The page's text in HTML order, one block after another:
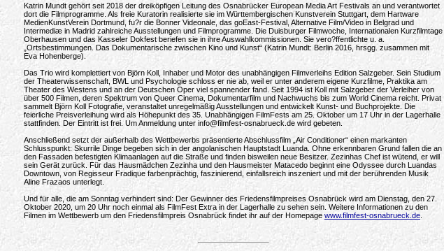
Katrin Mundt gehört seit 2018 der dreiköpfigen Leitung des Osnabrücker European Media Art Festivals an und verantwortet
dort die Filmprogramme. Als freie Kuratorin realisierte sie im Württembergischen Kunstverein Stuttgart, dem Hartware
MedienKunstVerein Dortmund, fu?r die Bonner Videonale, das goEast-Festival, Alternative Film/Video in Belgrad und
Intermediæ in Madrid zahlreiche Ausstellungen und Filmprogramme. Die Duisburger Filmwoche, Internationalen Kurzfilmtage
Oberhausen und das Kasseler Dokfest beriefen sie in ihre Auswahlkommissionen. Sie vero?ffentlichte u. a.
„Ortsbestimmungen. Das Dokumentarische zwischen Kino und Kunst“ (Katrin Mundt: Berlin 2016, hrsgg. zusammen mit
Eva Hohenberge).
Das Trio wird komplettiert von Björn Koll, Inhaber und Motor des unabhängigen Filmverleihs Edition Salzgeber. Sein Studium
der Theaterwissenschaft, BWL und Psychologie schloss er nie ab, weil er unter anderem eigene Kurzfilme, Praktika am
Theater des Westens und an der Deutschen Oper viel spannender fand. Seit 1994 ist Koll mit Salzgeber der Verleiher von
über 500 Filmen, deren Spektrum von Queer Cinema, Dokumentarfilm und Nachwuchs bis zum World Cinema reicht. Privat
sammelt Björn Koll Fotografie, veranstaltet unregelmäßig Ausstellungen und entwickelt Kunst- und Buchprojekte. Die
feierliche Preisverleihung wird als Höhepunkt des 35. Unabhängigen FilmFests am 25. Oktober um 17 Uhr in der Lagerhalle
stattfinden. Der Eintritt ist frei. Um Anmeldung unter info@filmfest-osnabrueck.de wird gebeten.
Anschließend setzt der außerhalb des Wettbewerbs präsentierte Abschlussfilm „Air Conditioner“ einen markanten
Schlusspunkt: Skurrile Dinge begeben sich in der angolanischen Hauptstadt Luanda. Ohne erkennbaren Grund fallen die an
den Fassaden befestigten Klimaanlagen auf die Straße und finden bisweilen neue Besitzer. Zezinhas Chef ist wütend, er will
sein Gerät zurück. Für das Hausmädchen Zezinha und den Hausmeister Matacedo beginnt eine Odyssee durch Luandas
Downtown, von Regisseur Fradique farbenprächtig, faszinierend, einfallsreich inszeniert und mit der berührenden Musik
Aline Frazaos unterlegt.
Und für alle, die am Sonntag verhindert sind: Der Gewinner des Friedensfilmpreises Osnabrück wird am Dienstag, den 27.
Oktober 2020, um 20 Uhr noch einmal als FilmFest Extra in der Lagerhalle zu sehen sein. Weitere Informationen zu den
Filmen im Wettbewerb um den Friedensfilmpreis Osnabrück findet ihr auf der Homepage www.filmfest-osnabrueck.de